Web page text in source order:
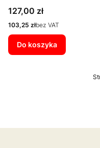
Cena
127,00 zł
Cena
103,25 złbez VAT
Do koszyka